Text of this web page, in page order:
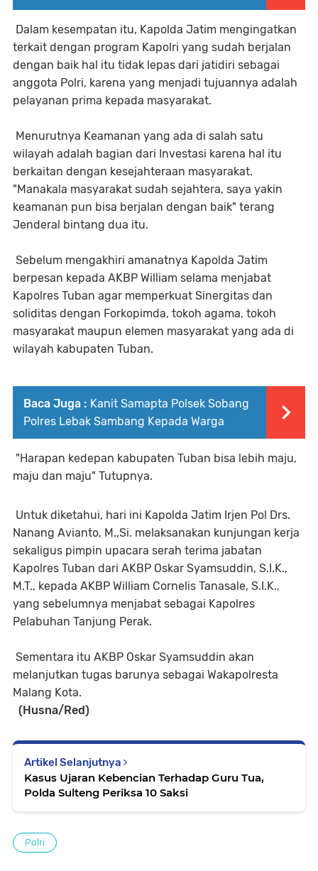
Dalam kesempatan itu, Kapolda Jatim mengingatkan
terkait dengan program Kapolri yang sudah berjalan
dengan baik hal itu tidak lepas dari jatidiri sebagai
anggota Polri, karena yang menjadi tujuannya adalah
pelayanan prima kepada masyarakat.
Menurutnya Keamanan yang ada di salah satu
wilayah adalah bagian dari Investasi karena hal itu
berkaitan dengan kesejahteraan masyarakat.
"Manakala masyarakat sudah sejahtera, saya yakin
keamanan pun bisa berjalan dengan baik" terang
Jenderal bintang dua itu.
Sebelum mengakhiri amanatnya Kapolda Jatim
berpesan kepada AKBP William selama menjabat
Kapolres Tuban agar memperkuat Sinergitas dan
soliditas dengan Forkopimda, tokoh agama, tokoh
masyarakat maupun elemen masyarakat yang ada di
wilayah kabupaten Tuban.
Baca Juga : Kanit Samapta Polsek Sobang
Polres Lebak Sambang Kepada Warga
"Harapan kedepan kabupaten Tuban bisa lebih maju,
maju dan maju" Tutupnya.
Untuk diketahui, hari ini Kapolda Jatim Irjen Pol Drs.
Nanang Avianto, M.,Si. melaksanakan kunjungan kerja
sekaligus pimpin upacara serah terima jabatan
Kapolres Tuban dari AKBP Oskar Syamsuddin, S.I.K.,
M.T., kepada AKBP William Cornelis Tanasale, S.I.K.,
yang sebelumnya menjabat sebagai Kapolres
Pelabuhan Tanjung Perak.
Sementara itu AKBP Oskar Syamsuddin akan
melanjutkan tugas barunya sebagai Wakapolresta
Malang Kota.
(Husna/Red)
Artikel Selanjutnya
Kasus Ujaran Kebencian Terhadap Guru Tua,
Polda Sulteng Periksa 10 Saksi
Polri